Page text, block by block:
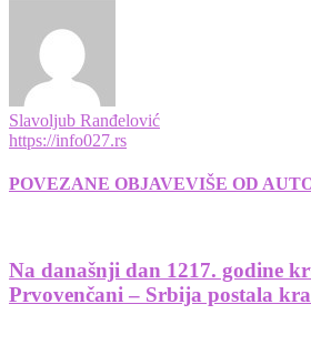
Slavoljub Ranđelović
https://info027.rs
POVEZANE OBJAVEVIŠE OD
Na današnji dan 1217. godine
Prvovenčani – Srbija postala